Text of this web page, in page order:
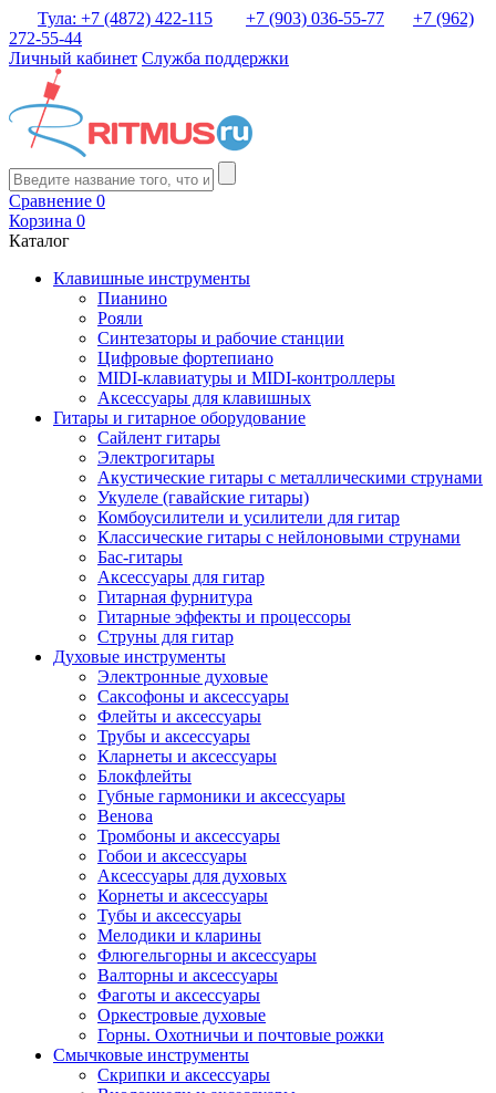
Тула: +7 (4872) 422-115 +7 (903) 036-55-77
+7 (962)
272-55-44
Личный кабинет Служба поддержки
Сравнение 0
Корзина 0
Каталог
Клавишные инструменты
Пианино
Рояли
Синтезаторы и рабочие станции
Цифровые фортепиано
MIDI-клавиатуры и MIDI-контроллеры
Аксессуары для клавишных
Гитары и гитарное оборудование
Сайлент гитары
Электрогитары
Акустические гитары с металлическими струнами
Укулеле (гавайские гитары)
Комбоусилители и усилители для гитар
Классические гитары с нейлоновыми струнами
Бас-гитары
Аксессуары для гитар
Гитарная фурнитура
Гитарные эффекты и процессоры
Струны для гитар
Духовые инструменты
Электронные духовые
Саксофоны и аксессуары
Флейты и аксессуары
Трубы и аксессуары
Кларнеты и аксессуары
Блокфлейты
Губные гармоники и аксессуары
Венова
Тромбоны и аксессуары
Гобои и аксессуары
Аксессуары для духовых
Корнеты и аксессуары
Тубы и аксессуары
Мелодики и кларины
Флюгельгорны и аксессуары
Валторны и аксессуары
Фаготы и аксессуары
Оркестровые духовые
Горны. Охотничьи и почтовые рожки
Смычковые инструменты
Скрипки и аксессуары